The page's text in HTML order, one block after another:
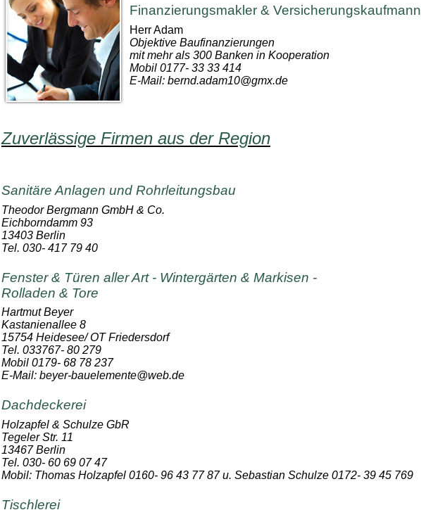
Finanzierungsmakler & Versicherungskaufmann
Herr Adam
Objektive Baufinanzierungen
mit mehr als 300 Banken in Kooperation
Mobil 0177- 33 33 414
E-Mail: bernd.adam10@gmx.de
Zuverlässige Firmen aus der Region
Sanitäre Anlagen und Rohrleitungsbau
Theodor Bergmann GmbH & Co.
Eichborndamm 93
13403 Berlin
Tel. 030- 417 79 40
Fenster & Türen aller Art - Wintergärten & Markisen -
Rolladen & Tore
Hartmut Beyer
Kastanienallee 8
15754 Heidesee/ OT Friedersdorf
Tel. 033767- 80 279
Mobil 0179- 68 78 237
E-Mail: beyer-bauelemente@web.de
Dachdeckerei
Holzapfel & Schulze GbR
Tegeler Str. 11
13467 Berlin
Tel. 030- 60 69 07 47
Mobil: Thomas Holzapfel 0160- 96 43 77 87 u. Sebastian Schulze 0172- 39 45 769
Tischlerei